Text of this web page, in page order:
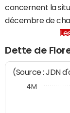
concernent la
décembre de
Dette de
(Source : JDN
4M